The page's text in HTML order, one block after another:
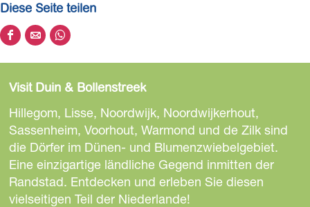
Diese Seite teilen
D
i
s
e
S
e
i
t
e
D
i
s
e
S
e
i
t
e
D
i
s
e
S
e
i
t
e
Visit Duin & Bollenstreek
Hillegom, Lisse, Noordwijk, Noordwijkerhout,
Sassenheim, Voorhout, Warmond und de Zilk sind
die Dörfer im Dünen- und Blumenzwiebelgebiet.
Eine einzigartige ländliche Gegend inmitten der
Randstad. Entdecken und erleben Sie diesen
vielseitigen Teil der Niederlande!